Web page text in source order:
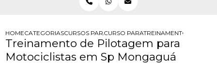
HOMECATEGORIASCURSOS PARA MOTOCICLISTAS
CURSO PARA MOTOCICLISTAS DE
TREINAMENTO DE
Treinamento de Pilotagem para
Motociclistas em Sp Mongaguá